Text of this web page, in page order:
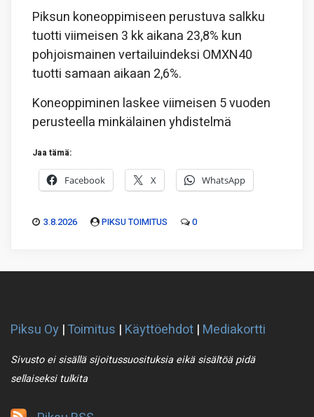
Piksun koneoppimiseen perustuva salkku
tuotti viimeisen 3 kk aikana 23,8% kun
pohjoismainen vertailuindeksi OMXN40
tuotti samaan aikaan 2,6%.
Koneoppiminen laskee viimeisen 5 vuoden
perusteella minkälainen yhdistelmä
Jaa tämä:
Facebook X WhatsApp
3.8.2026 PIKSU TOIMITUS 0
Piksu Oy |Toimitus | Käyttöehdot | Mediakortti
Sivusto ei sisällä sijoitussuosituksia eikä sisältöä pidä
sellaiseksi tulkita